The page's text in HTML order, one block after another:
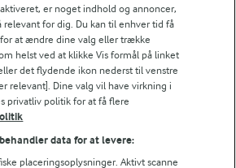
ved 200° - varmluft eller til de er
i kanten.
rødløg, sumak og salt. Server de
er noget indhold og annoncer,
relevant for dig. Du kan til enhver tid få
at ændre dine valg eller trække
helst ved at klikke Vis formål på linket
det flydende ikon nederst til venstre
relevant]. Dine valg vil have virkning i
privatliv politik for at få flere
data for at levere:
placeringsoplysninger. Aktivt scanne